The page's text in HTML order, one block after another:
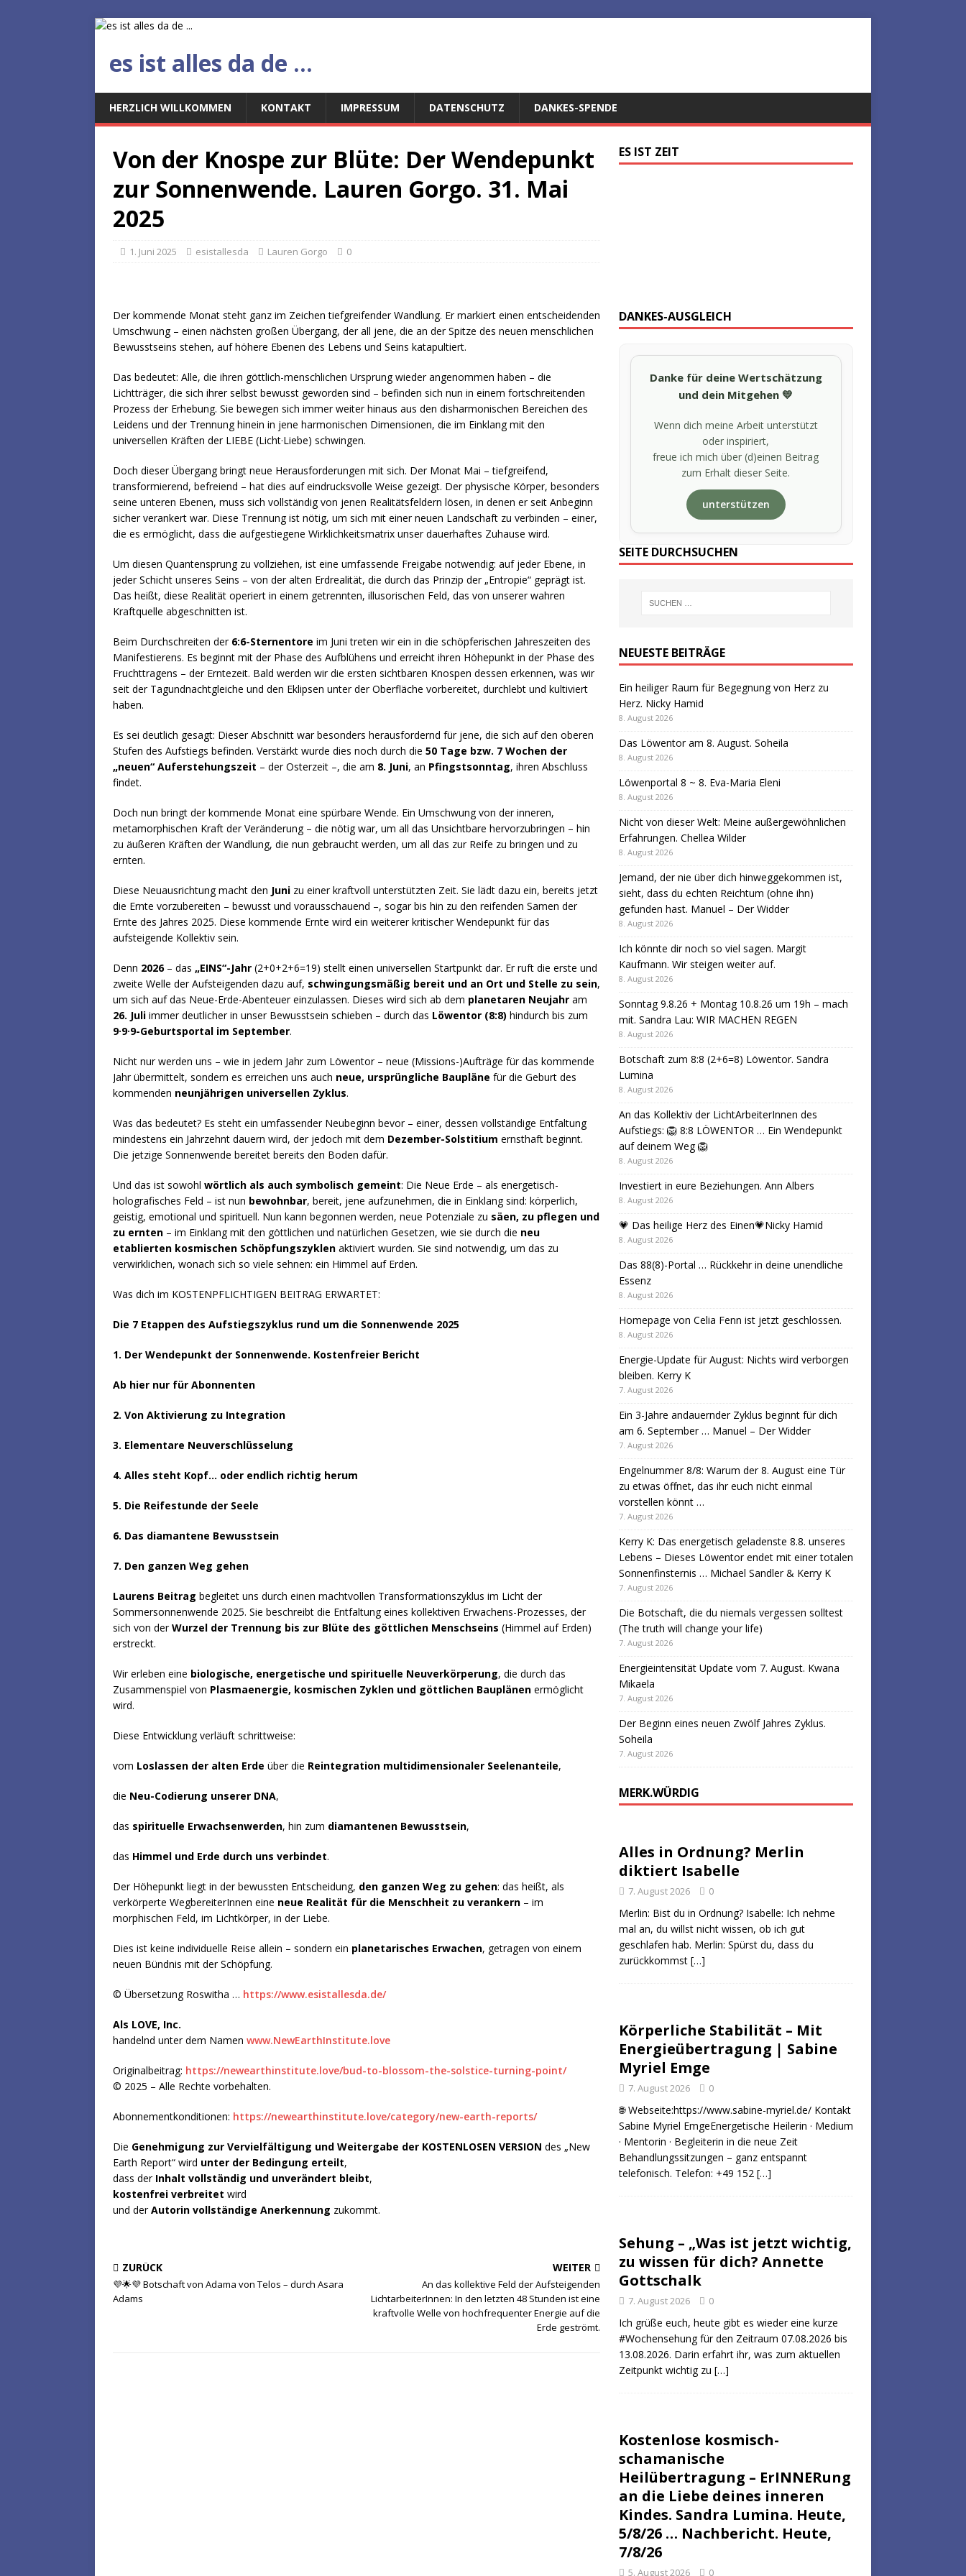
es ist alles da de ...
HERZLICH WILLKOMMEN KONTAKT IMPRESSUM DATENSCHUTZ DANKES-SPENDE
Von der Knospe zur Blüte: Der Wendepunkt
zur Sonnenwende. Lauren Gorgo. 31. Mai
2025
1. Juni 2025 esistallesda Lauren Gorgo 0
Der kommende Monat steht ganz im Zeichen tiefgreifender Wandlung. Er markiert einen entscheidenden
Umschwung – einen nächsten großen Übergang, der all jene, die an der Spitze des neuen menschlichen
Bewusstseins stehen, auf höhere Ebenen des Lebens und Seins katapultiert.
Das bedeutet: Alle, die ihren göttlich-menschlichen Ursprung wieder angenommen haben – die
Lichtträger, die sich ihrer selbst bewusst geworden sind – befinden sich nun in einem fortschreitenden
Prozess der Erhebung. Sie bewegen sich immer weiter hinaus aus den disharmonischen Bereichen des
Leidens und der Trennung hinein in jene harmonischen Dimensionen, die im Einklang mit den
universellen Kräften der LIEBE (Licht·Liebe) schwingen.
Doch dieser Übergang bringt neue Herausforderungen mit sich. Der Monat Mai – tiefgreifend,
transformierend, befreiend – hat dies auf eindrucksvolle Weise gezeigt. Der physische Körper, besonders
seine unteren Ebenen, muss sich vollständig von jenen Realitätsfeldern lösen, in denen er seit Anbeginn
sicher verankert war. Diese Trennung ist nötig, um sich mit einer neuen Landschaft zu verbinden – einer,
die es ermöglicht, dass die aufgestiegene Wirklichkeitsmatrix unser dauerhaftes Zuhause wird.
Um diesen Quantensprung zu vollziehen, ist eine umfassende Freigabe notwendig: auf jeder Ebene, in
jeder Schicht unseres Seins – von der alten Erdrealität, die durch das Prinzip der „Entropie“ geprägt ist.
Das heißt, diese Realität operiert in einem getrennten, illusorischen Feld, das von unserer wahren
Kraftquelle abgeschnitten ist.
Beim Durchschreiten der 6:6-Sternentore im Juni treten wir ein in die schöpferischen Jahreszeiten des
Manifestierens. Es beginnt mit der Phase des Aufblühens und erreicht ihren Höhepunkt in der Phase des
Fruchttragens – der Erntezeit. Bald werden wir die ersten sichtbaren Knospen dessen erkennen, was wir
seit der Tagundnachtgleiche und den Eklipsen unter der Oberfläche vorbereitet, durchlebt und kultiviert
haben.
Es sei deutlich gesagt: Dieser Abschnitt war besonders herausfordernd für jene, die sich auf den oberen
Stufen des Aufstiegs befinden. Verstärkt wurde dies noch durch die 50 Tage bzw. 7 Wochen der
„neuen“ Auferstehungszeit – der Osterzeit –, die am 8. Juni, an Pfingstsonntag, ihren Abschluss
findet.
Doch nun bringt der kommende Monat eine spürbare Wende. Ein Umschwung von der inneren,
metamorphischen Kraft der Veränderung – die nötig war, um all das Unsichtbare hervorzubringen – hin
zu äußeren Kräften der Wandlung, die nun gebraucht werden, um all das zur Reife zu bringen und zu
ernten.
Diese Neuausrichtung macht den Juni zu einer kraftvoll unterstützten Zeit. Sie lädt dazu ein, bereits jetzt
die Ernte vorzubereiten – bewusst und vorausschauend –, sogar bis hin zu den reifenden Samen der
Ernte des Jahres 2025. Diese kommende Ernte wird ein weiterer kritischer Wendepunkt für das
aufsteigende Kollektiv sein.
Denn 2026– das „EINS“-Jahr (2+0+2+6=19) stellt einen universellen Startpunkt dar. Er ruft die erste und
zweite Welle der Aufsteigenden dazu auf, schwingungsmäßig bereit und an Ort und Stelle zu sein,
um sich auf das Neue-Erde-Abenteuer einzulassen. Dieses wird sich ab dem planetaren Neujahr am
26. Juli immer deutlicher in unser Bewusstsein schieben – durch das Löwentor (8:8) hindurch bis zum
9·9·9-Geburtsportal im September.
Nicht nur werden uns – wie in jedem Jahr zum Löwentor – neue (Missions-)Aufträge für das kommende
Jahr übermittelt, sondern es erreichen uns auch neue, ursprüngliche Baupläne für die Geburt des
kommenden neunjährigen universellen Zyklus.
Was das bedeutet? Es steht ein umfassender Neubeginn bevor – einer, dessen vollständige Entfaltung
mindestens ein Jahrzehnt dauern wird, der jedoch mit dem Dezember-Solstitium ernsthaft beginnt.
Die jetzige Sonnenwende bereitet bereits den Boden dafür.
Und das ist sowohl wörtlich als auch symbolisch gemeint: Die Neue Erde – als energetisch-
holografisches Feld – ist nun bewohnbar, bereit, jene aufzunehmen, die in Einklang sind: körperlich,
geistig, emotional und spirituell. Nun kann begonnen werden, neue Potenziale zu säen, zu pflegen und
zu ernten – im Einklang mit den göttlichen und natürlichen Gesetzen, wie sie durch die neu
etablierten kosmischen Schöpfungszyklen aktiviert wurden. Sie sind notwendig, um das zu
verwirklichen, wonach sich so viele sehnen: ein Himmel auf Erden.
Was dich im KOSTENPFLICHTIGEN BEITRAG ERWARTET:
Die 7 Etappen des Aufstiegszyklus rund um die Sonnenwende 2025
1. Der Wendepunkt der Sonnenwende. Kostenfreier Bericht
Ab hier nur für Abonnenten
2. Von Aktivierung zu Integration
3. Elementare Neuverschlüsselung
4. Alles steht Kopf… oder endlich richtig herum
5. Die Reifestunde der Seele
6. Das diamantene Bewusstsein
7. Den ganzen Weg gehen
Laurens Beitrag begleitet uns durch einen machtvollen Transformationszyklus im Licht der
Sommersonnenwende 2025. Sie beschreibt die Entfaltung eines kollektiven Erwachens-Prozesses, der
sich von derWurzel der Trennung bis zur Blüte des göttlichen Menschseins (Himmel auf Erden)
erstreckt.
Wir erleben eine biologische, energetische und spirituelle Neuverkörperung, die durch das
Zusammenspiel von Plasmaenergie, kosmischen Zyklen und göttlichen Bauplänen ermöglicht
wird.
Diese Entwicklung verläuft schrittweise:
vom Loslassen der alten Erde über die Reintegration multidimensionaler Seelenanteile,
die Neu-Codierung unserer DNA,
das spirituelle Erwachsenwerden, hin zum diamantenen Bewusstsein,
das Himmel und Erde durch uns verbindet.
Der Höhepunkt liegt in der bewussten Entscheidung, den ganzen Weg zu gehen: das heißt, als
verkörperte WegbereiterInnen eine neue Realität für die Menschheit zu verankern – im
morphischen Feld, im Lichtkörper, in der Liebe.
Dies ist keine individuelle Reise allein – sondern ein planetarisches Erwachen, getragen von einem
neuen Bündnis mit der Schöpfung.
© Übersetzung Roswitha … https://www.esistallesda.de/
Als LOVE, Inc.
handelnd unter dem Namen www.NewEarthInstitute.love
Originalbeitrag: https://newearthinstitute.love/bud-to-blossom-the-solstice-turning-point/
© 2025 – Alle Rechte vorbehalten.
Abonnementkonditionen: https://newearthinstitute.love/category/new-earth-reports/
Die Genehmigung zur Vervielfältigung und Weitergabe der KOSTENLOSEN VERSION des „New
Earth Report“ wird unter der Bedingung erteilt,
dass der Inhalt vollständig und unverändert bleibt,
kostenfrei verbreitet wird
und derAutorin vollständige Anerkennung zukommt.
ZURÜCK
💜🌟💜 Botschaft von Adama von Telos – durch Asara
Adams
WEITER
An das kollektive Feld der Aufsteigenden
LichtarbeiterInnen: In den letzten 48 Stunden ist eine
kraftvolle Welle von hochfrequenter Energie auf die
Erde geströmt.
ES IST ZEIT
DANKES-AUSGLEICH
Danke für deine Wertschätzung
und dein Mitgehen 💛
Wenn dich meine Arbeit unterstützt
oder inspiriert,
freue ich mich über (d)einen Beitrag
zum Erhalt dieser Seite.
unterstützen
SEITE DURCHSUCHEN
NEUESTE BEITRÄGE
Ein heiliger Raum für Begegnung von Herz zu
Herz. Nicky Hamid
8. August 2026
Das Löwentor am 8. August. Soheila
8. August 2026
Löwenportal 8 ~ 8. Eva-Maria Eleni
8. August 2026
Nicht von dieser Welt: Meine außergewöhnlichen
Erfahrungen. Chellea Wilder
8. August 2026
Jemand, der nie über dich hinweggekommen ist,
sieht, dass du echten Reichtum (ohne ihn)
gefunden hast. Manuel – Der Widder
8. August 2026
Ich könnte dir noch so viel sagen. Margit
Kaufmann. Wir steigen weiter auf.
8. August 2026
Sonntag 9.8.26 + Montag 10.8.26 um 19h – mach
mit. Sandra Lau: WIR MACHEN REGEN
8. August 2026
Botschaft zum 8:8 (2+6=8) Löwentor. Sandra
Lumina
8. August 2026
An das Kollektiv der LichtArbeiterInnen des
Aufstiegs: 🦁 8:8 LÖWENTOR … Ein Wendepunkt
auf deinem Weg 🦁
8. August 2026
Investiert in eure Beziehungen. Ann Albers
8. August 2026
💗 Das heilige Herz des Einen💗Nicky Hamid
8. August 2026
Das 88(8)-Portal … Rückkehr in deine unendliche
Essenz
8. August 2026
Homepage von Celia Fenn ist jetzt geschlossen.
8. August 2026
Energie-Update für August: Nichts wird verborgen
bleiben. Kerry K
7. August 2026
Ein 3-Jahre andauernder Zyklus beginnt für dich
am 6. September … Manuel – Der Widder
7. August 2026
Engelnummer 8/8: Warum der 8. August eine Tür
zu etwas öffnet, das ihr euch nicht einmal
vorstellen könnt …
7. August 2026
Kerry K: Das energetisch geladenste 8.8. unseres
Lebens – Dieses Löwentor endet mit einer totalen
Sonnenfinsternis … Michael Sandler & Kerry K
7. August 2026
Die Botschaft, die du niemals vergessen solltest
(The truth will change your life)
7. August 2026
Energieintensität Update vom 7. August. Kwana
Mikaela
7. August 2026
Der Beginn eines neuen Zwölf Jahres Zyklus.
Soheila
7. August 2026
MERK.WÜRDIG
Alles in Ordnung? Merlin
diktiert Isabelle
7. August 2026 0
Merlin: Bist du in Ordnung? Isabelle: Ich nehme
mal an, du willst nicht wissen, ob ich gut
geschlafen hab. Merlin: Spürst du, dass du
zurückkommst […]
Körperliche Stabilität – Mit
Energieübertragung | Sabine
Myriel Emge
7. August 2026 0
🌐 Webseite:https://www.sabine-myriel.de/ Kontakt
Sabine Myriel EmgeEnergetische Heilerin · Medium
· Mentorin · Begleiterin in die neue Zeit
Behandlungssitzungen – ganz entspannt
telefonisch. Telefon: +49 152 […]
Sehung – „Was ist jetzt wichtig,
zu wissen für dich? Annette
Gottschalk
7. August 2026 0
Ich grüße euch, heute gibt es wieder eine kurze
#Wochensehung für den Zeitraum 07.08.2026 bis
13.08.2026. Darin erfahrt ihr, was zum aktuellen
Zeitpunkt wichtig zu […]
Kostenlose kosmisch-
schamanische
Heilübertragung – ErINNERung
an die Liebe deines inneren
Kindes. Sandra Lumina. Heute,
5/8/26 … Nachbericht. Heute,
7/8/26
5. August 2026 0